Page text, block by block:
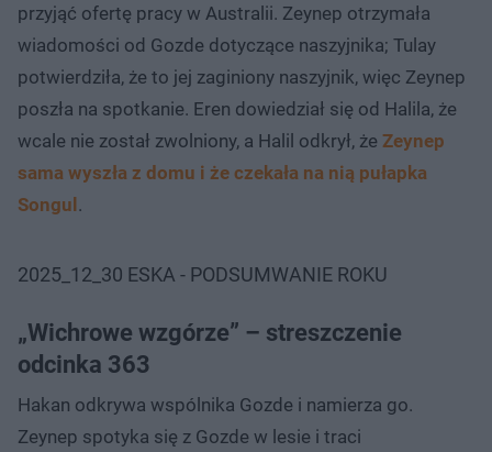
przyjąć ofertę pracy w Australii. Zeynep otrzymała
wiadomości od Gozde dotyczące naszyjnika; Tulay
potwierdziła, że to jej zaginiony naszyjnik, więc Zeynep
poszła na spotkanie. Eren dowiedział się od Halila, że
wcale nie został zwolniony, a Halil odkrył, że Zeynep
sama wyszła z domu i że czekała na nią pułapka
Songul.
2025_12_30 ESKA - PODSUMWANIE ROKU
„Wichrowe wzgórze” – streszczenie
odcinka 363
Hakan odkrywa wspólnika Gozde i namierza go.
Zeynep spotyka się z Gozde w lesie i traci